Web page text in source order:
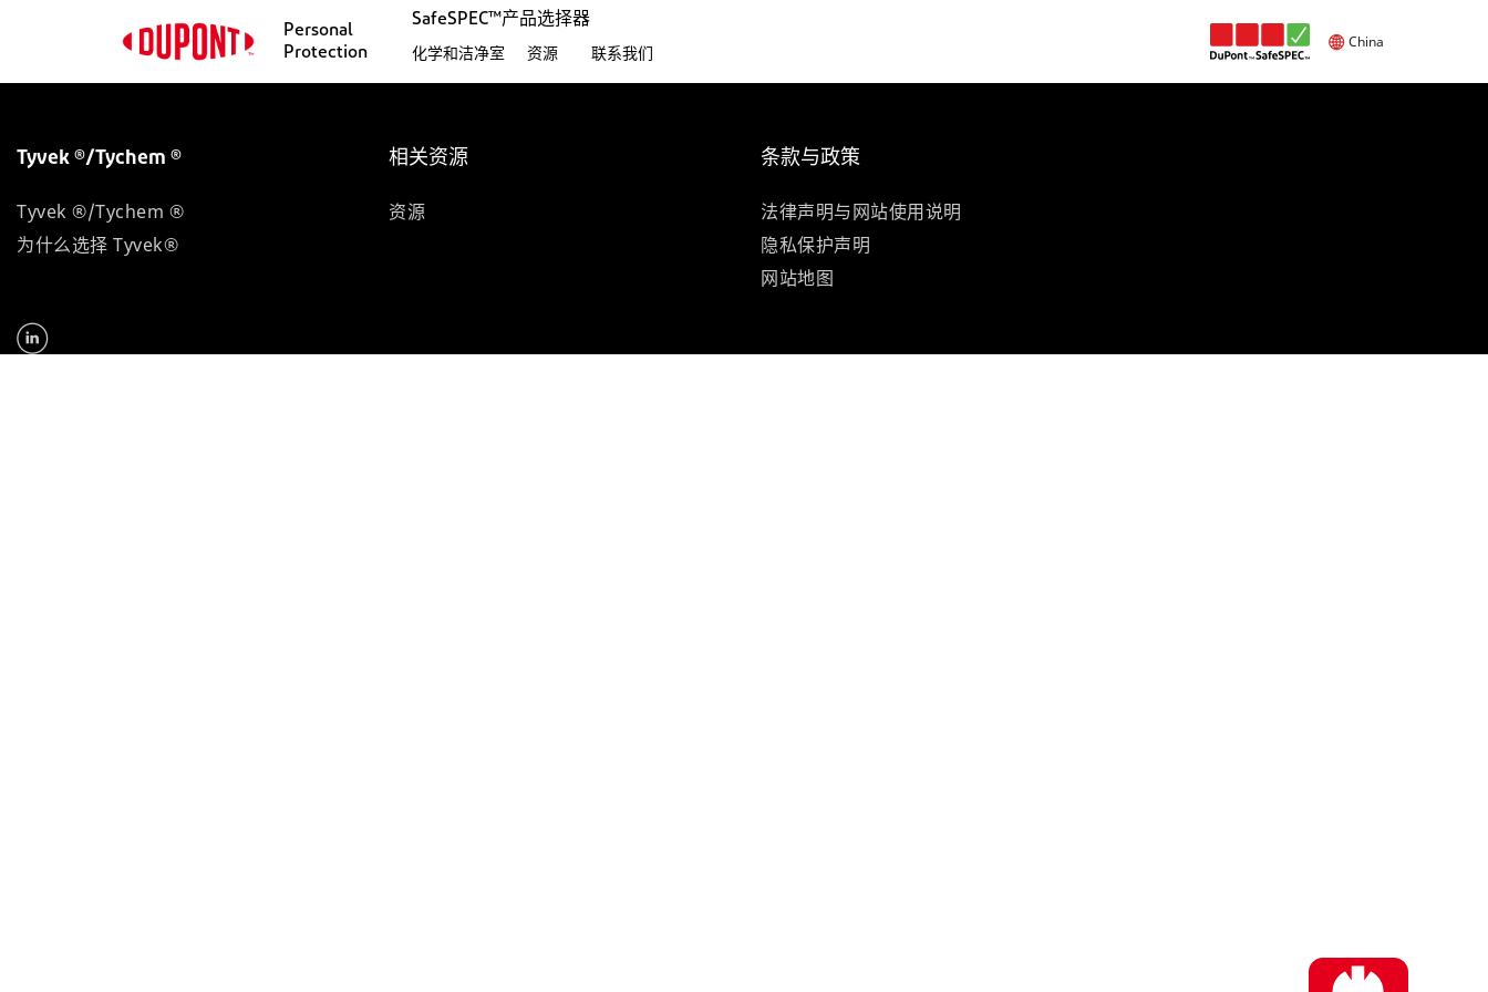
China
Personal
Protection
SafeSPEC™产品选择器
化学和洁净室 资源 联系我们
Tyvek ®/Tychem ®
Tyvek ®/Tychem ®
为什么选择 Tyvek®
相关资源
资源
条款与政策
法律声明与网站使用说明
隐私保护声明
网站地图